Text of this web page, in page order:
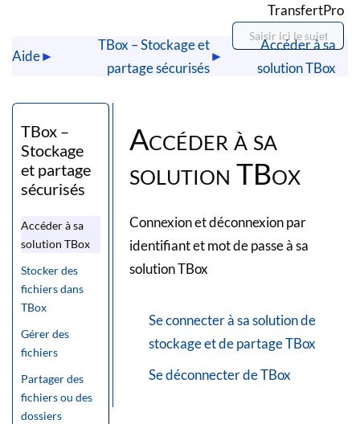
TransfertPro
Aide►
TBox – Stockage et
partage sécurisés
►
Accéder à sa
solution TBox
TBox –
Stockage
et partage
sécurisés
Accéder à sa
solution TBox
Stocker des
fichiers dans
TBox
Gérer des
fichiers
Partager des
fichiers ou des
dossiers
Accéder à sa
solution TBox
Connexion et déconnexion par
identifiant et mot de passe à sa
solution TBox
Se connecter à sa solution de
stockage et de partage TBox
Se déconnecter de TBox